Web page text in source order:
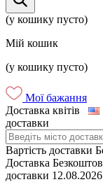
(у кошику пусто)
Мій кошик
(у кошику пусто)
Мої бажання
Доставка квітів
доставки
Вартість доставки
Доставка
доставки 12.08.2026